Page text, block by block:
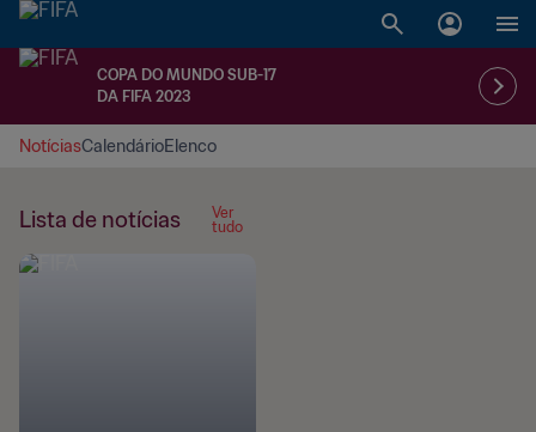
COPA DO MUNDO SUB-17
DA FIFA 2023
NotíciasCalendárioElenco
Lista de notícias
Ver
tudo